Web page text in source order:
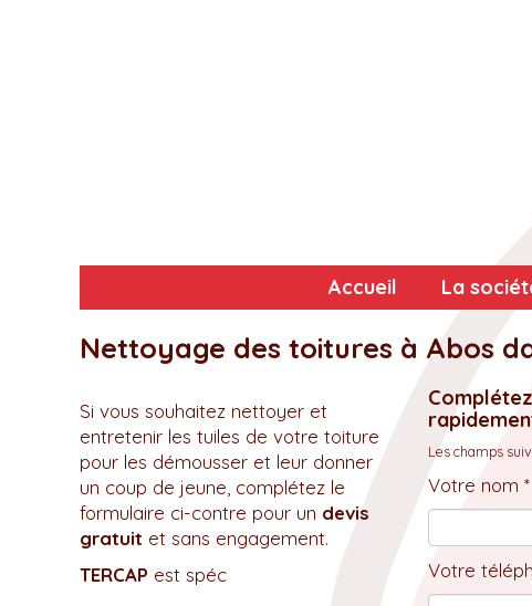
Accueil La
Nettoyage des toitures à Abos
Si vous souhaitez nettoyer et
entretenir les tuiles de votre toiture
pour les démousser et leur donner
un coup de jeune, complétez le
formulaire ci-contre pour un devis
gratuit et sans engagement.
TERCAP est spéc
Les champs
Votre nom *
Votre